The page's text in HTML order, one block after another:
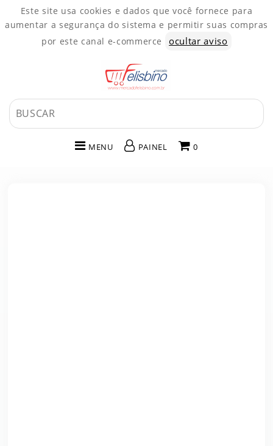
Este site usa cookies e dados que você fornece para
aumentar a segurança do sistema e permitir suas compras
por este canal e-commerce
MENU PAINEL 0